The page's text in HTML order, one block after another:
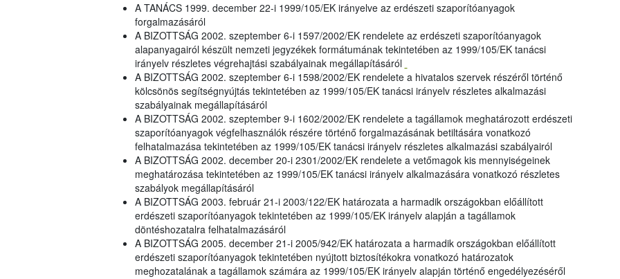
A TANÁCS 1999. december 22-i 1999/105/EK irányelve az erdészeti szaporítóanyagok
forgalmazásáról
A BIZOTTSÁG 2002. szeptember 6-i 1597/2002/EK rendelete az erdészeti szaporítóanyagok
alapanyagairól készült nemzeti jegyzékek formátumának tekintetében az 1999/105/EK tanácsi
irányelv részletes végrehajtási szabályainak megállapításáról
A BIZOTTSÁG 2002. szeptember 6-i 1598/2002/EK rendelete a hivatalos szervek részéről történő
kölcsönös segítségnyújtás tekintetében az 1999/105/EK tanácsi irányelv részletes alkalmazási
szabályainak megállapításáról
A BIZOTTSÁG 2002. szeptember 9-i 1602/2002/EK rendelete a tagállamok meghatározott erdészeti
szaporítóanyagok végfelhasználók részére történő forgalmazásának betiltására vonatkozó
felhatalmazása tekintetében az 1999/105/EK tanácsi irányelv részletes alkalmazási szabályairól
A BIZOTTSÁG 2002. december 20-i 2301/2002/EK rendelete a vetőmagok kis mennyiségeinek
meghatározása tekintetében az 1999/105/EK tanácsi irányelv alkalmazására vonatkozó részletes
szabályok megállapításáról
A BIZOTTSÁG 2003. február 21-i 2003/122/EK határozata a harmadik országokban előállított
erdészeti szaporítóanyagok tekintetében az 1999/105/EK irányelv alapján a tagállamok
döntéshozatalra felhatalmazásáról
A BIZOTTSÁG 2005. december 21-i 2005/942/EK határozata a harmadik országokban előállított
erdészeti szaporítóanyagok tekintetében nyújtott biztosítékokra vonatkozó határozatok
meghozatalának a tagállamok számára az 1999/105/EK irányelv alapján történő engedélyezéséről